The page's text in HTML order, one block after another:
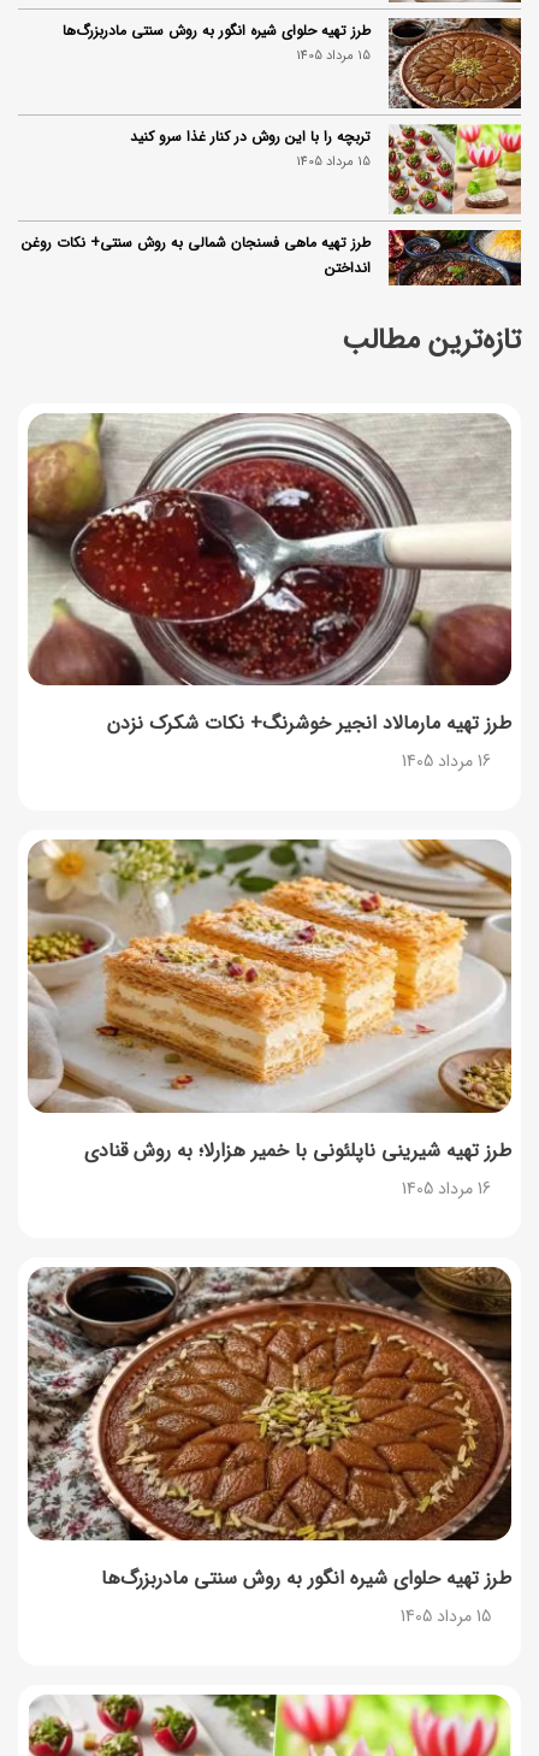
تازه‌ترین مطالب
طرز تهیه مارمالاد انجیر خوشرنگ+ نکات شکرک نزدن
16 مرداد 1405
طرز تهیه شیرینی ناپلئونی با خمیر هزارلا؛ به روش قنادی
16 مرداد 1405
طرز تهیه حلوای شیره انگور به روش سنتی مادربزرگ‌ها
15 مرداد 1405
طرز تهیه حلوای شیره انگور به روش سنتی مادربزرگ‌ها
15 مرداد 1405
تربچه را با این روش در کنار غذا سرو کنید
15 مرداد 1405
طرز تهیه ماهی فسنجان شمالی به روش سنتی+ نکات روغن
انداختن
۱۰ خواص آلو؛ فواید شگفت‌انگیز این میوه برای سلامت بدن
فردا ۱۵ مرداد کالابرگ این افراد واریز می‌شود
14 مرداد 1405
زمان شارژ کالابرگ تغییر کرد؛ جزئیات برنامه جدید واریز اعتبار
در مرداد
14 مرداد 1405
توصیه‌های مهم برای دفع انواع حشرات در خانه
14 مرداد 1405
طرز تهیه پنکیک با شیره انگور؛ صبحانه‌ای سالم و انرژی‌بخش
14 مرداد 1405
۳۵ لیست غذاهای جدید و متفاوت؛ برای ناهار و مهمانی
14 مرداد 1405